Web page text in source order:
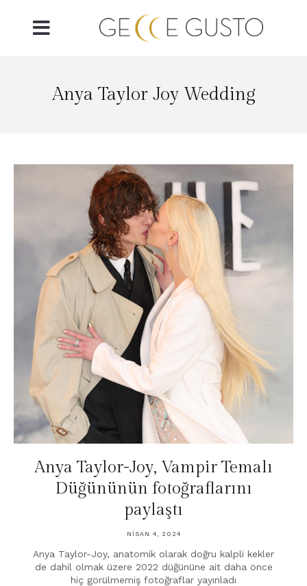
Anya Taylor Joy Wedding
Anya Taylor-Joy, Vampir Temalı
Düğününün fotoğraflarını
paylaştı
NISAN 4, 2024
Anya Taylor-Joy, anatomik olarak doğru kalpli kekler
de dahil olmak üzere 2022 düğününe ait daha önce
hiç görülmemiş fotoğraflar yayınladı